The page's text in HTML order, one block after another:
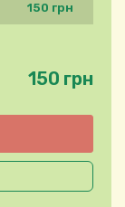
150 грн
150 грн